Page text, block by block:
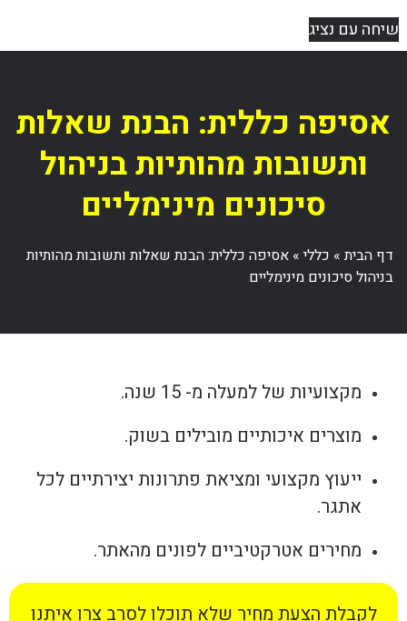
שיחה עם נציג
אסיפה כללית: הבנת שאלות
ותשובות מהותיות בניהול
סיכונים מינימליים
דף הבית» כללי» אסיפה כללית: הבנת שאלות ותשובות מהותיות
בניהול סיכונים מינימליים
מקצועיות של למעלה מ- 15 שנה.
מוצרים איכותיים מובילים בשוק.
ייעוץ מקצועי ומציאת פתרונות יצירתיים לכל
אתגר.
מחירים אטרקטיביים לפונים מהאתר.
לקבלת הצעת מחיר שלא תוכלו לסרב צרו איתנו